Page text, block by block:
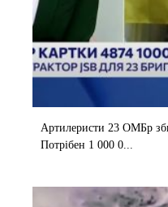
Артилеристи 23 ОМБр
Потрібен 1 000 0...